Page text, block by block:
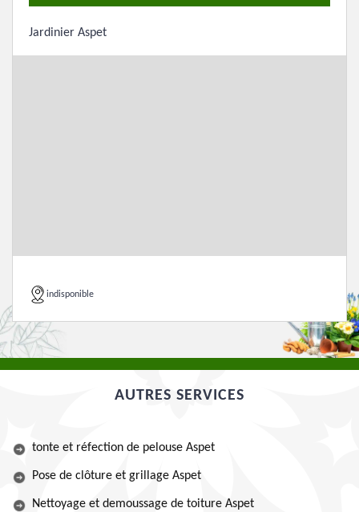
Jardinier Aspet
indisponible
AUTRES SERVICES
tonte et réfection de pelouse Aspet
Pose de clôture et grillage Aspet
Nettoyage et demoussage de toiture Aspet